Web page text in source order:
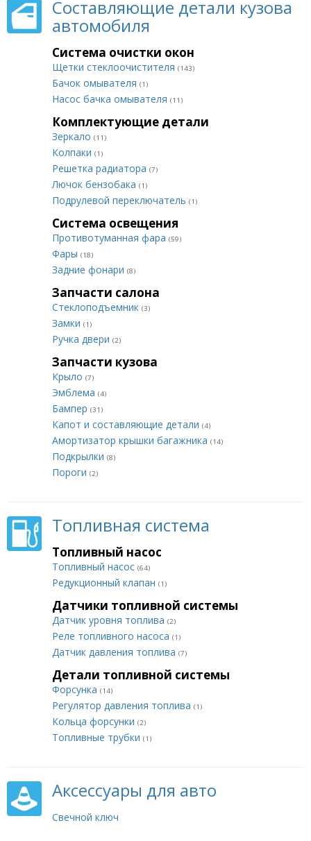
Составляющие детали кузова
автомобиля
Система очистки окон
Щетки стеклоочистителя (143)
Бачок омывателя (1)
Насос бачка омывателя (11)
Комплектующие детали
Зеркало (11)
Колпаки (1)
Решетка радиатора (7)
Лючок бензобака (1)
Подрулевой переключатель (1)
Система освещения
Противотуманная фара (59)
Фары (18)
Задние фонари (8)
Запчасти салона
Стеклоподъемник (3)
Замки (1)
Ручка двери (2)
Запчасти кузова
Крыло (7)
Эмблема (4)
Бампер (31)
Капот и составляющие детали (4)
Амортизатор крышки багажника (14)
Подкрылки (8)
Пороги (2)
Топливная система
Топливный насос
Топливный насос (64)
Редукционный клапан (1)
Датчики топливной системы
Датчик уровня топлива (2)
Реле топливного насоса (1)
Датчик давления топлива (7)
Детали топливной системы
Форсунка (14)
Регулятор давления топлива (1)
Кольца форсунки (2)
Топливные трубки (1)
Аксессуары для авто
Свечной ключ